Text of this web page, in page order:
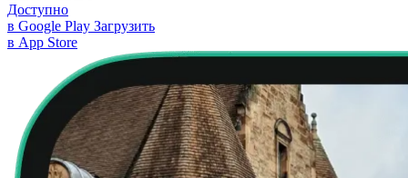
Доступно
в Google Play Загрузить
в App Store